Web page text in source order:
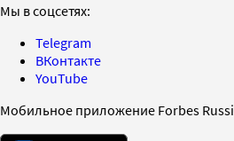
Мы в соцсетях:
Telegram
ВКонтакте
YouTube
Мобильное приложение Forbes